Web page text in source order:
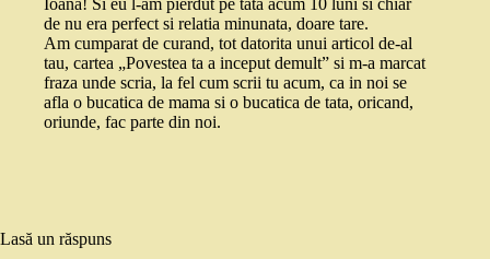
Ioana! Si eu l-am pierdut pe tata acum 10 luni si chiar
de nu era perfect si relatia minunata, doare tare.
Am cumparat de curand, tot datorita unui articol de-al
tau, cartea „Povestea ta a inceput demult” si m-a marcat
fraza unde scria, la fel cum scrii tu acum, ca in noi se
afla o bucatica de mama si o bucatica de tata, oricand,
oriunde, fac parte din noi.
Lasă un răspuns